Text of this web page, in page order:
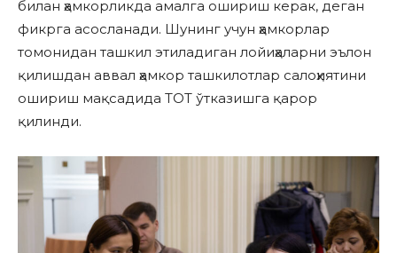
билан ҳамкорликда амалга ошириш керак, деган
фикрга асосланади. Шунинг учун ҳамкорлар
томонидан ташкил этиладиган лойиҳаларни эълон
қилишдан аввал ҳамкор ташкилотлар салоҳиятини
ошириш мақсадида ТОТ ўтказишга қарор
қилинди.